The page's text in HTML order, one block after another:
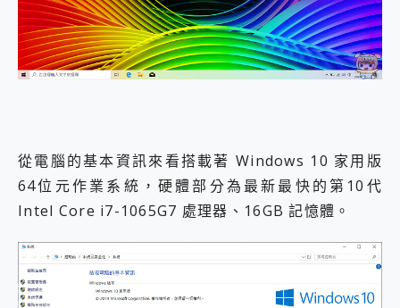
從電腦的基本資訊來看搭載著 Windows 10 家用版
64位元作業系統，硬體部分為最新最快的第10代
Intel Core i7-1065G7 處理器、16GB 記憶體。